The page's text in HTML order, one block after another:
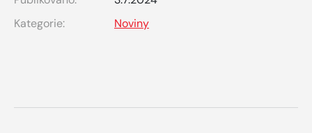
Kategorie:
Noviny